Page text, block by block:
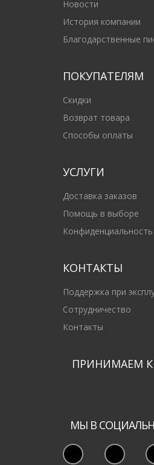
Новости
История компании
Благодарственные
ПОКУПАТЕЛЯМ
Скидки
Возврат товара
Способы оплаты
УСЛУГИ
Доставка заказов
Помощь в выборе
Конфиденциальность
КОНТАКТЫ
Поддержка при
Сотрудничество
Контакты
ПРИНИМАЕМ
МЫ В